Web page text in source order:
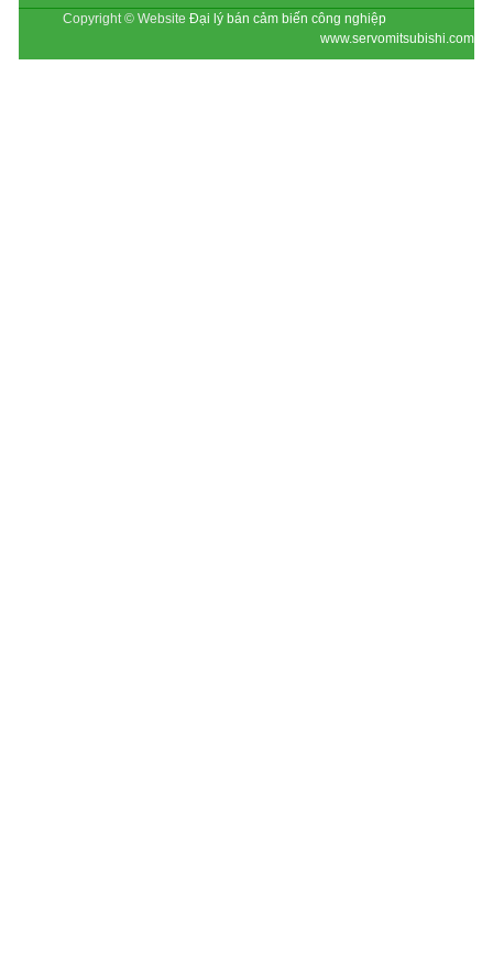
Copyright © Website Đại lý bán cảm biến công nghiệp
www.servomitsubishi.com